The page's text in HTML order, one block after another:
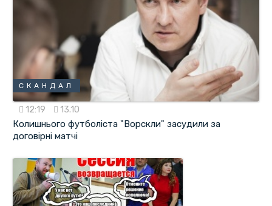
СКАНДАЛ
12:19 13.10
Колишнього футболіста "Ворскли" засудили за
договірні матчі